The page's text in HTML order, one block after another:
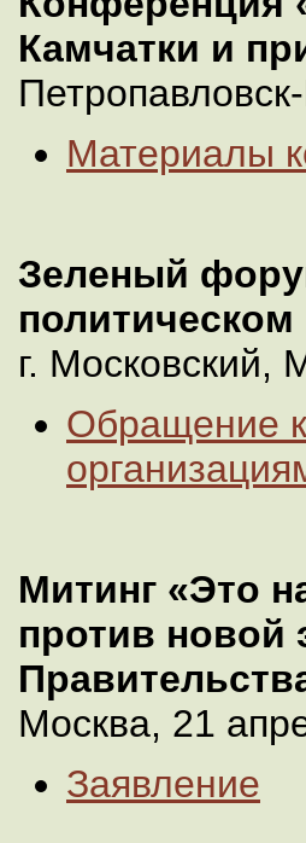
Камчатки и
Материалы
Зеленый
политическом
г. Московский,
Обращение к
Митинг «Это
против новой
Москва, 21
Заявление